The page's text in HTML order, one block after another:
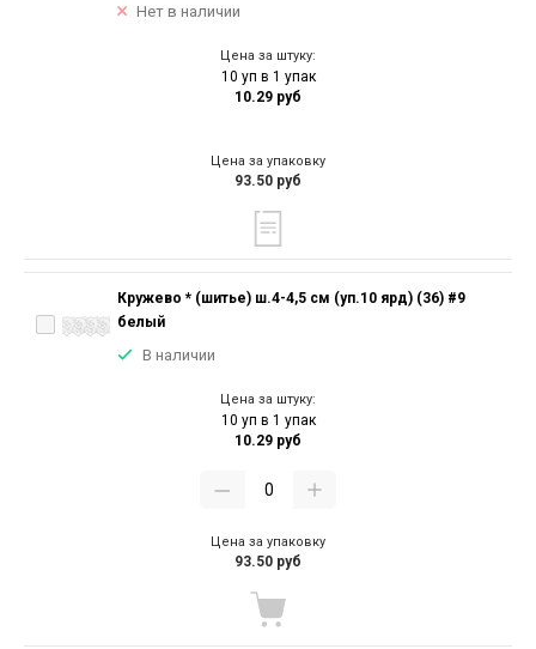
Нет в наличии
Цена за штуку:
10 уп в 1 упак
10.29 руб
Цена за упаковку
93.50 руб
Кружево * (шитье) ш.4-4,5 см (уп.10 ярд) (36) #9
белый
В наличии
Цена за штуку:
10 уп в 1 упак
10.29 руб
Цена за упаковку
93.50 руб